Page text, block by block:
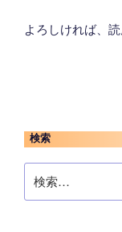
よろしければ、
検索
索: